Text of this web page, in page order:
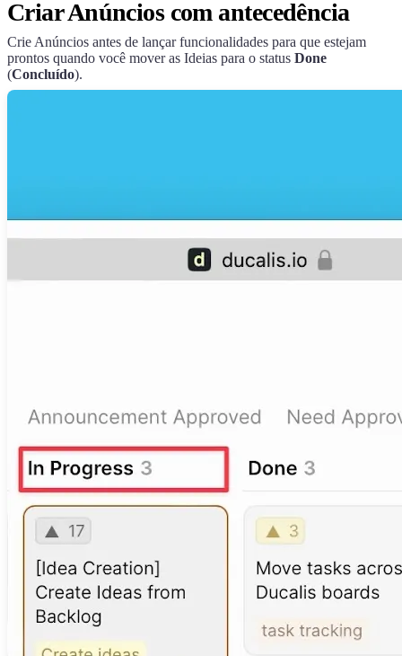
Criar Anúncios com antecedência
Crie Anúncios antes de lançar funcionalidades para que estejam
prontos quando você mover as Ideias para o status Done
(Concluído).